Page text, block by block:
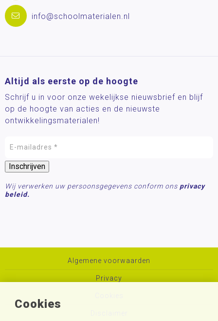
Cookies
info@schoolmaterialen.nl
Altijd als eerste op de hoogte
Schrijf u in voor onze wekelijkse nieuwsbrief en blijf
op de hoogte van acties en de nieuwste
ontwikkelingsmaterialen!
Wij verwerken uw persoonsgegevens conform ons privacy
beleid.
Algemene voorwaarden
Privacy